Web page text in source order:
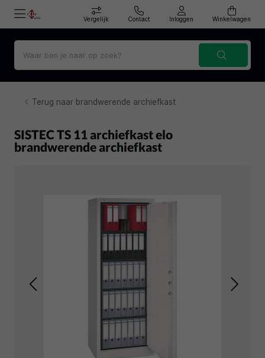
Vergelijk Contact Inloggen Winkelwagen
Terug naar brandwerende archiefkast
SISTEC TS 11 archiefkast elo
brandwerende archiefkast